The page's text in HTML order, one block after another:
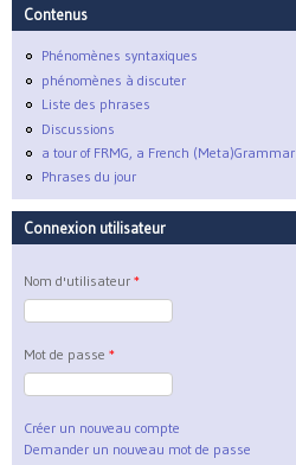
Contenus
Phénomènes syntaxiques
phénomènes à discuter
Liste des phrases
Discussions
a tour of FRMG, a French (Meta)Grammar
Phrases du jour
Connexion utilisateur
Nom d'utilisateur *
Mot de passe *
Créer un nouveau compte
Demander un nouveau mot de passe